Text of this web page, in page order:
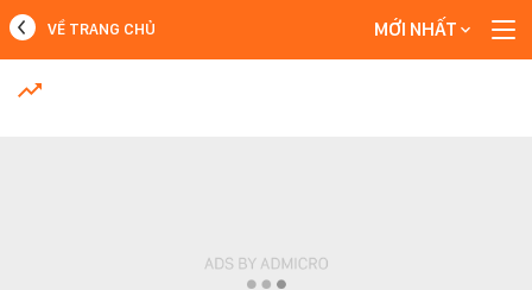
MỚI NHẤT
VỀ TRANG CHỦ MỚI NHẤT